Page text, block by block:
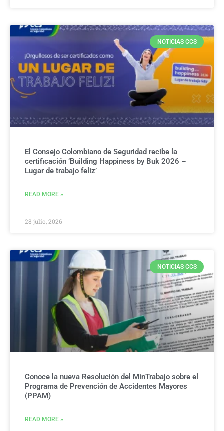
NOTICIAS CCS
El Consejo Colombiano de Seguridad recibe la
certificación ‘Building Happiness by Buk 2026 –
Lugar de trabajo feliz’
READ MORE »
28 julio, 2026
NOTICIAS CCS
Conoce la nueva Resolución del MinTrabajo sobre el
Programa de Prevención de Accidentes Mayores
(PPAM)
READ MORE »